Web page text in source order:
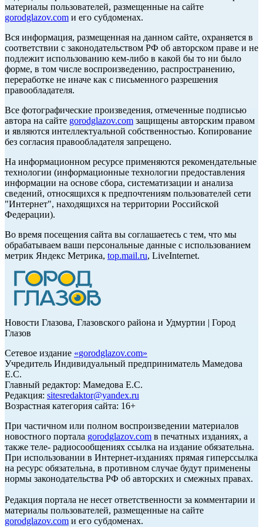
материалы пользователей, размещенные на сайте
gorodglazov.com и его субдоменах.
Вся информация, размещенная на данном сайте, охраняется в
соответствии с законодательством РФ об авторском праве и не
подлежит использованию кем-либо в какой бы то ни было
форме, в том числе воспроизведению, распространению,
переработке не иначе как с письменного разрешения
правообладателя.
Все фотографические произведения, отмеченные подписью
автора на сайте gorodglazov.com защищены авторским правом
и являются интеллектуальной собственностью. Копирование
без согласия правообладателя запрещено.
На информационном ресурсе применяются рекомендательные
технологии (информационные технологии предоставления
информации на основе сбора, систематизации и анализа
сведений, относящихся к предпочтениям пользователей сети
"Интернет", находящихся на территории Российской
Федерации).
Во время посещения сайта вы соглашаетесь с тем, что мы
обрабатываем ваши персональные данные с использованием
метрик Яндекс Метрика, top.mail.ru, LiveInternet.
Новости Глазова, Глазовского района и Удмуртии | Город
Глазов
Сетевое издание «gorodglazov.com»
Учредитель Индивидуальный предприниматель Мамедова
Е.С.
Главный редактор: Мамедова Е.С.
Редакция: sitesredaktor@yandex.ru
Возрастная категория сайта: 16+
При частичном или полном воспроизведении материалов
новостного портала gorodglazov.com в печатных изданиях, а
также теле- радиосообщениях ссылка на издание обязательна.
При использовании в Интернет-изданиях прямая гиперссылка
на ресурс обязательна, в противном случае будут применены
нормы законодательства РФ об авторских и смежных правах.
Редакция портала не несет ответственности за комментарии и
материалы пользователей, размещенные на сайте
gorodglazov.com и его субдоменах.